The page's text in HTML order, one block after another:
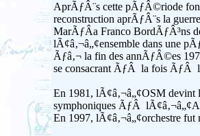
AprÃƒÂ¨s cette pÃƒÂ©riode
reconstruction aprÃƒÂ¨s la
MarÃƒÂ­a Franco BordÃƒÂ³ns
lÃ¢â‚¬â„¢ensemble dans une
Ãƒâ‚¬ la fin des annÃƒÂ©es
se consacrant ÃƒÂ la fois ÃƒÂ
En 1981, lÃ¢â‚¬â„¢OSM devint
symphoniques ÃƒÂ
En 1997, lÃ¢â‚¬â„¢orchestre